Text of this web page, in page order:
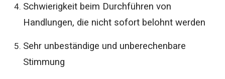
Schwierigkeit beim Durchführen von
Handlungen, die nicht sofort belohnt werden
Sehr unbeständige und unberechenbare
Stimmung